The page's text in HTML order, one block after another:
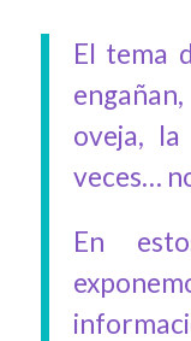
El tema
oveja,
veces…
En